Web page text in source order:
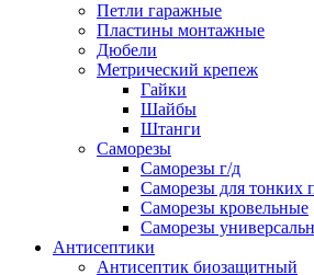
Петли гаражные
Пластины монтажные
Дюбели
Метрический крепеж
Гайки
Шайбы
Штанги
Саморезы
Саморезы г/д
Саморезы для тонких
Саморезы кровельные
Саморезы
Антисептики
Антисептик биозащитный